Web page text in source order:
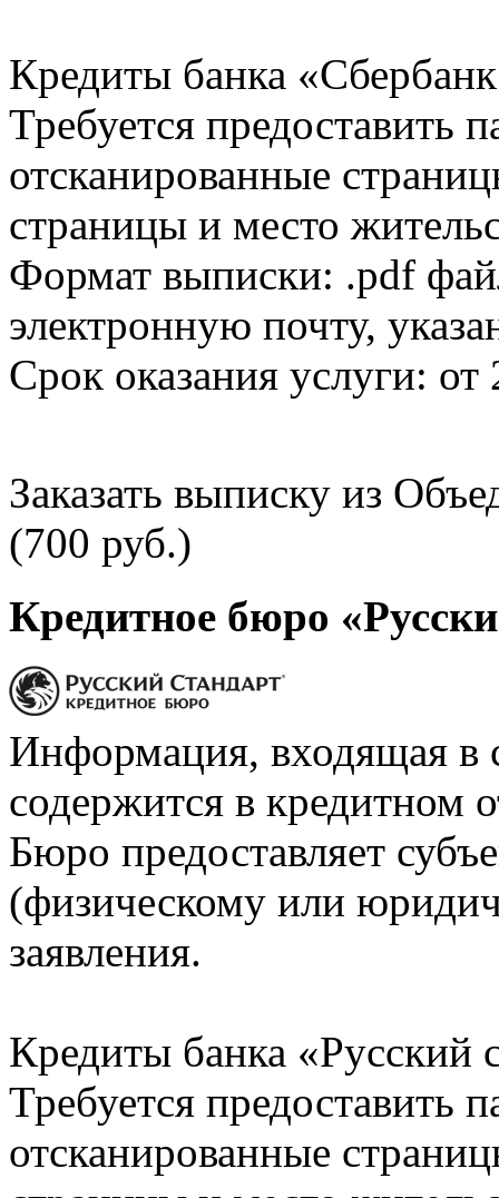
Кредиты банка
Требуется предоставить
отсканированные
страницы и место
Формат выписки: .pdf
электронную почту,
Срок оказания услуги: от
Заказать выписку из
(700 руб.)
Кредитное бюро
Информация, входящая в
содержится в кредитном
Бюро предоставляет
(физическому или
заявления.
Кредиты банка «Русский
Требуется предоставить
отсканированные